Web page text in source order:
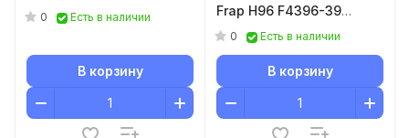
0 Есть в наличии
В корзину
Frap H96 F4396-39
оружейная сталь
0 Есть в наличии
В корзину